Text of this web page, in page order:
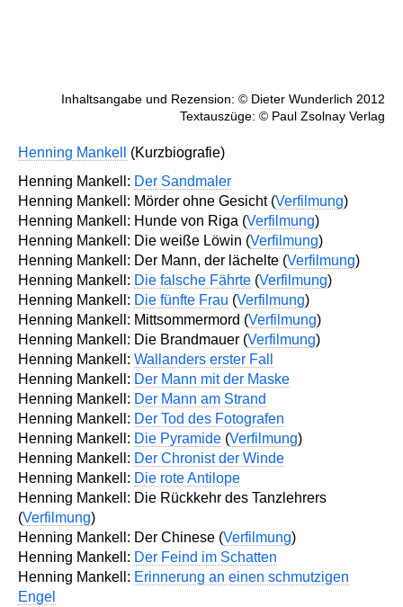
Inhaltsangabe und Rezension: © Dieter Wunderlich 2012
Textauszüge: © Paul Zsolnay Verlag
Henning Mankell
(Kurzbiografie)
Henning Mankell: Der Sandmaler
Henning Mankell: Mörder ohne Gesicht (Verfilmung)
Henning Mankell: Hunde von Riga (Verfilmung)
Henning Mankell: Die weiße Löwin (Verfilmung)
Henning Mankell: Der Mann, der lächelte (Verfilmung)
Henning Mankell: Die falsche Fährte (Verfilmung)
Henning Mankell: Die fünfte Frau (Verfilmung)
Henning Mankell: Mittsommermord (Verfilmung)
Henning Mankell: Die Brandmauer (Verfilmung)
Henning Mankell: Wallanders erster Fall
Henning Mankell: Der Mann mit der Maske
Henning Mankell: Der Mann am Strand
Henning Mankell: Der Tod des Fotografen
Henning Mankell: Die Pyramide (Verfilmung)
Henning Mankell: Der Chronist der Winde
Henning Mankell: Die rote Antilope
Henning Mankell: Die Rückkehr des Tanzlehrers
(Verfilmung)
Henning Mankell: Der Chinese (Verfilmung)
Henning Mankell: Der Feind im Schatten
Henning Mankell: Erinnerung an einen schmutzigen
Engel